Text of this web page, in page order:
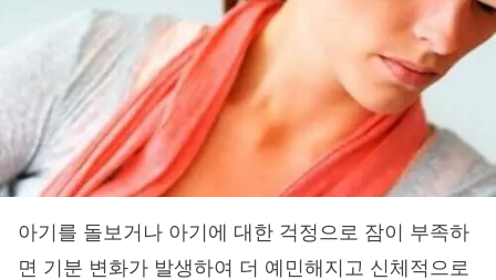
아기를 돌보거나 아기에 대한 걱정으로 잠이 부족하
면 기분 변화가 발생하여 더 예민해지고 신체적으로